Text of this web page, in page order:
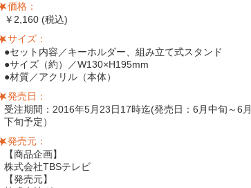
価格：
￥2,160 (税込)
サイズ：
●セット内容／キーホルダー、組み立て式スタンド
●サイズ（約）／W130×H195mm
●材質／アクリル（本体）
発売日：
受注期間：2016年5月23日17時迄(発売日：6月中旬～6月
下旬予定）
発売元：
【商品企画】
株式会社TBSテレビ
【発売元】